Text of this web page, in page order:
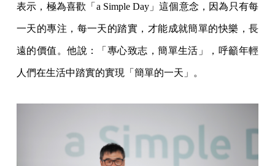
表示，極為喜歡「a Simple Day」這個意念，因為只有每
一天的專注，每一天的踏實，才能成就簡單的快樂，長
遠的價值。他說：「專心致志，簡單生活」，呼籲年輕
人們在生活中踏實的實現「簡單的一天」。